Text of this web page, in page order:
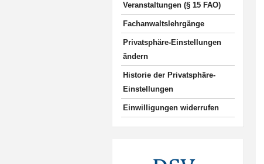
Veranstaltungen (§ 15 FAO)
Fachanwaltslehrgänge
Privatsphäre-Einstellungen
ändern
Historie der Privatsphäre-
Einstellungen
Einwilligungen widerrufen